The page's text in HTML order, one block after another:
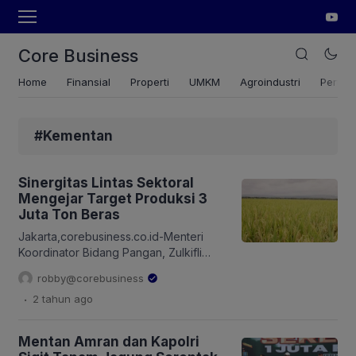
Core Business
Home Finansial Properti UMKM Agroindustri
#Kementan
Sinergitas Lintas Sektoral
Mengejar Target Produksi 3
Juta Ton Beras
Jakarta,corebusiness.co.id-Menteri
Koordinator Bidang Pangan, Zulkifli
Hasan menegaskan Bulog untuk
menyerap 3 juta ton beras pada
periode Januari hingga April 2025. Hal
serta menjaga stabilitas harga di tingkat
robby@corebusiness
. 2 tahun ago
Mentan Amran dan Kapolri